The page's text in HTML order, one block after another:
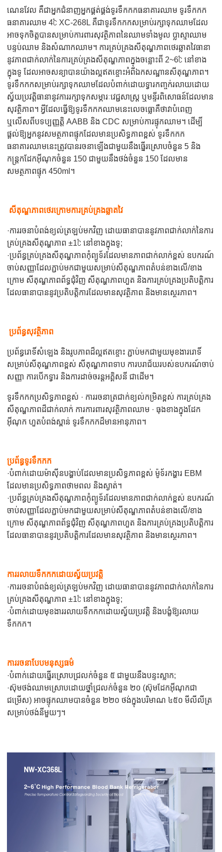
ណេនវែល គឺជាអ្នកជំនាញអ្នកផ្គត់ផ្គង់ទូរទឹកកកធនាគារឈាម ទូរទឹកកក
ធនាគារឈាម 4℃ XC-268L គឺជាទូរទឹកកកសម្រាប់រក្សាទុកឈាមដែល
អាចទុកចិត្តបានសម្រាប់ការពារសុវត្ថិភាពនៃឈាមទាំងមូល ប្លាស្មាឈាម
បន្ទប់ឈាម និងសំណាកឈាម។ ការគ្រប់គ្រងសីតុណ្ហភាពថេរឆ្លាតវៃធានា
នូវភាពជាក់លាក់នៃការគ្រប់គ្រងសីតុណ្ហភាពក្នុងចន្លោះពី 2~6℃ នៅខាង
ក្នុងទូ ដែលអាចសន្យាបានយ៉ាងល្អឥតខ្ចោះអំពីឯកសណ្ឋានសីតុណ្ហភាព។
ទូរទឹកកកសម្រាប់រក្សាទុកឈាមដែលបំពាក់ដោយទ្វារកញ្ចក់រលាយដោយ
ស្វ័យប្រវត្តិធានានូវការរក្សាទុកសម្ភារៈវេជ្ជសាស្ត្រ ឬមន្ទីរពិសោធន៍ដែលមាន
សុវត្ថិភាព។ អ្វីដែលធ្វើឱ្យទូរទឹកកកឈាមនេះលេចធ្លោគឺថាវាបំពេញ
ឬលើសពីបទប្បញ្ញត្តិ AABB និង CDC សម្រាប់ការផ្ទុកឈាម។ ដើម្បី
ផ្តល់ឱ្យអ្នកនូវសមត្ថភាពផ្ទុកដែលមានប្រសិទ្ធភាពខ្ពស់ ទូរទឹកកក
ធនាគារឈាមនេះត្រូវបានរចនាឡើងជាមួយនឹងធ្នើរស្រោបចំនួន 5 និង
កន្ត្រកដែកអ៊ីណុកចំនួន 150 ជាមួយនឹងថង់ចំនួន 150 ដែលមាន
សមត្ថភាពផ្ទុក 450ml។
សីតុណ្ហភាពថេរក្រោមការគ្រប់គ្រងឆ្លាតវៃ
·ការរចនាបំពង់ខ្យល់ត្រឡប់មកវិញ ដោយធានាបាននូវភាពជាក់លាក់នៃការ
គ្រប់គ្រងសីតុណ្ហភាព ±1℃ នៅខាងក្នុងទូ;
·ប្រព័ន្ធគ្រប់គ្រងសីតុណ្ហភាពកុំព្យូទ័រដែលមានភាពជាក់លាក់ខ្ពស់ ឧបករណ៍
ចាប់សញ្ញាដែលភ្ជាប់មកជាមួយសម្រាប់សីតុណ្ហភាពតំបន់ខាងលើ/ខាង
ក្រោម សីតុណ្ហភាពព័ទ្ធជុំវិញ សីតុណ្ហភាពហួត និងការគ្រប់គ្រងប្រតិបត្តិការ
ដែលធានាបាននូវប្រតិបត្តិការដែលមានសុវត្ថិភាព និងមានស្ថេរភាព។
ប្រព័ន្ធសុវត្ថិភាព
ប្រព័ន្ធរោទិ៍សំឡេង និងរូបភាពដ៏ល្អឥតខ្ចោះ ភ្ជាប់មកជាមួយមុខងាររោទិ៍
សម្រាប់សីតុណ្ហភាពខ្ពស់ សីតុណ្ហភាពទាប ការបរាជ័យរបស់ឧបករណ៍ចាប់
សញ្ញា ការបើកទ្វារ និងការដាច់ចរន្តអគ្គិសនី ជាដើម។
ទូរទឹកកកប្រសិទ្ធភាពខ្ពស់ · ការរចនាត្រជាក់ខ្យល់កម្រិតខ្ពស់ ការគ្រប់គ្រង
សីតុណ្ហភាពដ៏ជាក់លាក់ ការការពារសុវត្ថិភាពឈាម · ធុងខាងក្នុងដែក
អ៊ីណុក ហួតបំពង់ស្ពាន់ ទូរទឹកកកដ៏មានអានុភាព។
ប្រព័ន្ធទូរទឹកកក
·បំពាក់ដោយម៉ាស៊ីនបង្ហាប់ដែលមានប្រសិទ្ធភាពខ្ពស់ ម៉ូទ័រកង្ហារ EBM
ដែលមានប្រសិទ្ធភាពថាមពល និងស្ងាត់។
·ប្រព័ន្ធគ្រប់គ្រងសីតុណ្ហភាពកុំព្យូទ័រដែលមានភាពជាក់លាក់ខ្ពស់ ឧបករណ៍
ចាប់សញ្ញាដែលភ្ជាប់មកជាមួយសម្រាប់សីតុណ្ហភាពតំបន់ខាងលើ/ខាង
ក្រោម សីតុណ្ហភាពព័ទ្ធជុំវិញ សីតុណ្ហភាពហួត និងការគ្រប់គ្រងប្រតិបត្តិការ
ដែលធានាបាននូវប្រតិបត្តិការដែលមានសុវត្ថិភាព និងមានស្ថេរភាព។
ការរលាយទឹកកកដោយស្វ័យប្រវត្តិ
·ការរចនាបំពង់ខ្យល់ត្រឡប់មកវិញ ដោយធានាបាននូវភាពជាក់លាក់នៃការ
គ្រប់គ្រងសីតុណ្ហភាព ±1℃ នៅខាងក្នុងទូ;
·បំពាក់ដោយមុខងាររលាយទឹកកកដោយស្វ័យប្រវត្តិ និងបង្ខំឱ្យរលាយ
ទឹកកក។
ការរចនាបែបមនុស្សធម៌
·បំពាក់ដោយធ្នើរស្រោបជ្រលក់ចំនួន ៥ ជាមួយនឹងបន្ទះស្លាក;
·ស៊ុមថង់ឈាមស្រោបដោយថ្នាំជ្រលក់ចំនួន ២០ (ស៊ុមដែកអ៊ីណុកជា
ជម្រើស) អាចផ្ទុកឈាមបានចំនួន ២២០ ថង់ក្នុងបរិមាណ ៤៥០ មីលីលីត្រ
សម្រាប់ថង់នីមួយៗ។